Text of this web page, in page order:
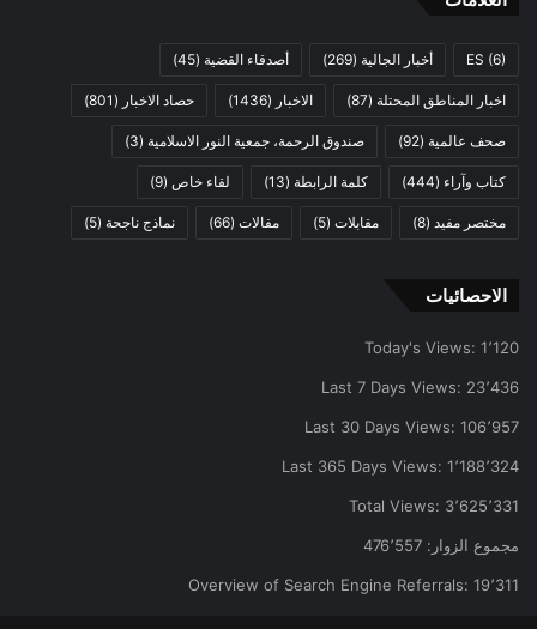
ES (6) أخبار الجالية (269) أصدقاء القضية (45)
اخبار المناطق المحتلة (87) الاخبار (1436) حصاد الاخبار (801)
صحف عالمية (92) صندوق الرحمة، جمعية النور الاسلامية (3)
كتاب وآراء (444) كلمة الرابطة (13) لقاء خاص (9)
مختصر مفيد (8) مقابلات (5) مقالات (66) نماذج ناجحة (5)
الاحصائيات
Today's Views: 1٬120
Last 7 Days Views: 23٬436
Last 30 Days Views: 106٬957
Last 365 Days Views: 1٬188٬324
Total Views: 3٬625٬331
مجموع الزوار: 476٬557
Overview of Search Engine Referrals: 19٬311